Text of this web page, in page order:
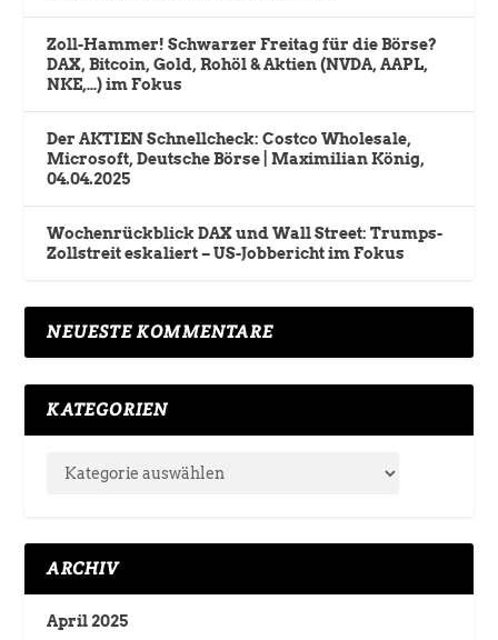
Zoll-Hammer! Schwarzer Freitag für die Börse?
DAX, Bitcoin, Gold, Rohöl & Aktien (NVDA, AAPL,
NKE,…) im Fokus
Der AKTIEN Schnellcheck: Costco Wholesale,
Microsoft, Deutsche Börse | Maximilian König,
04.04.2025
Wochenrückblick DAX und Wall Street: Trumps-
Zollstreit eskaliert – US-Jobbericht im Fokus
NEUESTE KOMMENTARE
KATEGORIEN
ARCHIV
April 2025